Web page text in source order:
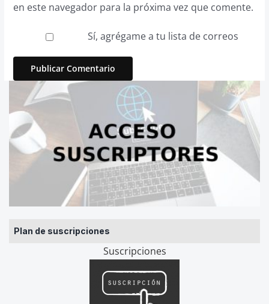
Plan de suscripciones
Suscripciones
en este navegador para la próxima vez que comente.
Sí, agrégame a tu lista de correos